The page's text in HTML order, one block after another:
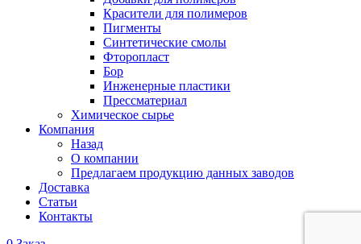
Красители для полимеров
Пигменты
Синтетические смолы
Фторопласт
Бор
Инженерные пластики
Прессматериал
Химическое сырье
Компания
Назад
О компании
Предлагаем продукцию данных заводов
Доставка
Статьи
Контакты